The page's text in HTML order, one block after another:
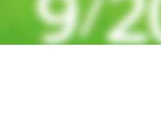
City Hall Plaza-Aôre Nagaoka